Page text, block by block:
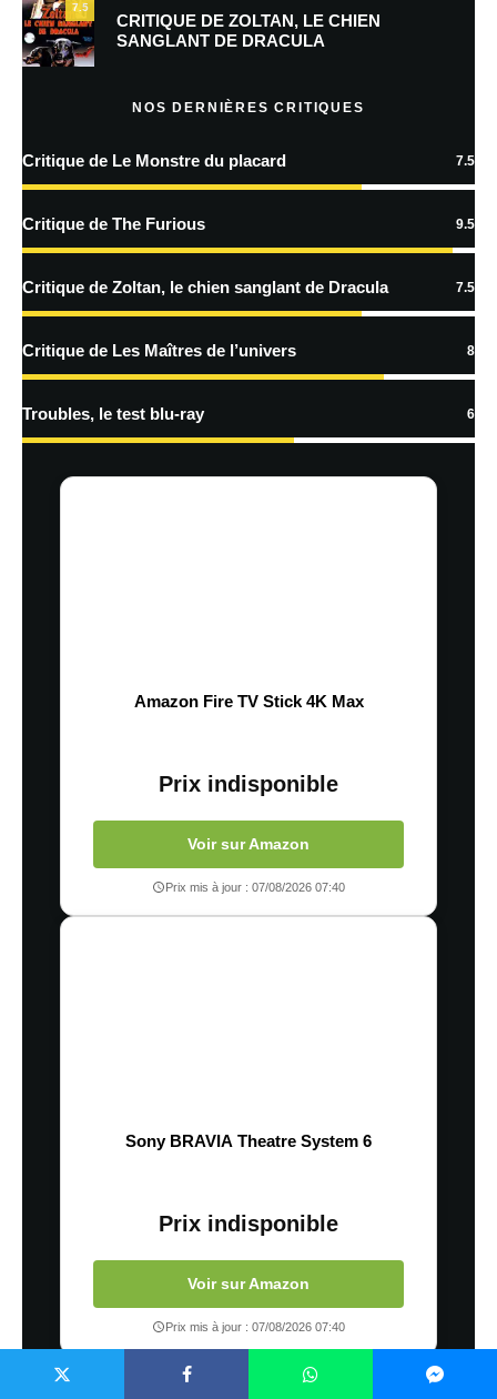
Prévenez-moi de tous les nouveaux commentaires par e-mail.
Prévenez-moi de tous les nouveaux articles par e-mail.
En savoir
traitées
7.5
CRITIQUE DE ZOLTAN, LE CHIEN
SANGLANT DE DRACULA
NOS DERNIÈRES CRITIQUES
Critique de Le Monstre du placard 7.5
Critique de The Furious 9.5
Critique de Zoltan, le chien sanglant de Dracula 7.5
Critique de Les Maîtres de l’univers 8
Troubles, le test blu-ray 6
Amazon Fire TV Stick 4K Max
Prix indisponible
Voir sur Amazon
Prix mis à jour : 07/08/2026 07:40
Sony BRAVIA Theatre System 6
Prix indisponible
Voir sur Amazon
Prix mis à jour : 07/08/2026 07:40